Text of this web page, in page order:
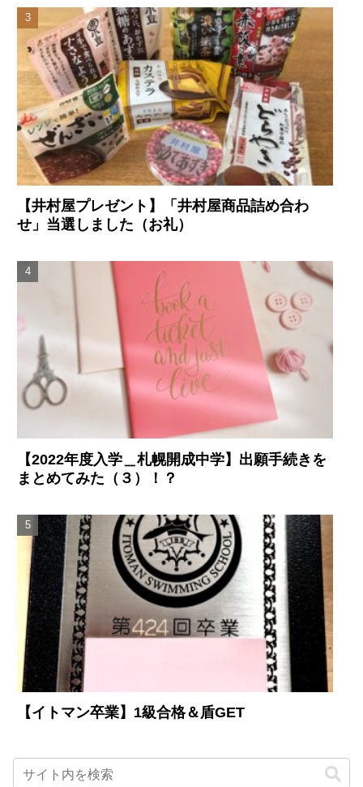
【井村屋プレゼント】「井村屋商品詰め合わ
せ」当選しました（お礼）
【2022年度入学＿札幌開成中学】出願手続きを
まとめてみた（３）！？
【イトマン卒業】1級合格＆盾GET